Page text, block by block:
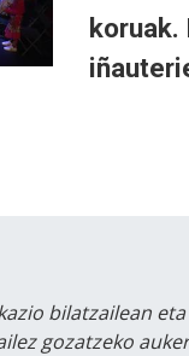
koruak.
bilatzailean
gozatzeko